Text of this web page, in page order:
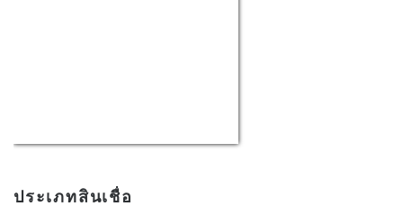
ประเภทสินเชื่อ